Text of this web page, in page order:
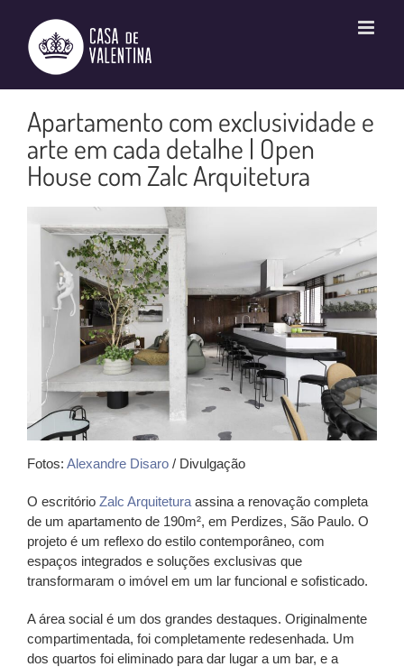
conteúdo
Apartamento com exclusividade e
arte em cada detalhe | Open
House com Zalc Arquitetura
Fotos: Alexandre Disaro / Divulgação
O escritório Zalc Arquitetura assina a renovação completa
de um apartamento de 190m², em Perdizes, São Paulo. O
projeto é um reflexo do estilo contemporâneo, com
espaços integrados e soluções exclusivas que
transformaram o imóvel em um lar funcional e sofisticado.
A área social é um dos grandes destaques. Originalmente
compartimentada, foi completamente redesenhada. Um
dos quartos foi eliminado para dar lugar a um bar, e a